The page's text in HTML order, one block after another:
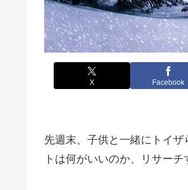
X Facebook
先週末、子供と一緒にトイ
トは何がいいのか、リサーチ